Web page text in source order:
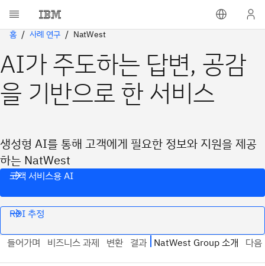
홈 사례 연구 NatWest
AI가 주도하는 답변, 공감
을 기반으로 한 서비스
생성형 AI를 통해 고객에게 필요한 정보와 지원을 제공
하는 NatWest
고객 서비스용 AI
ROI 추정